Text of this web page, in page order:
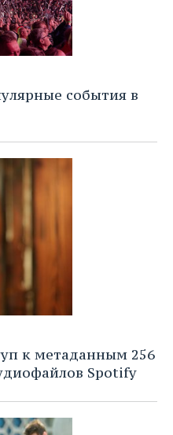
события в
к метаданным 256
Spotify